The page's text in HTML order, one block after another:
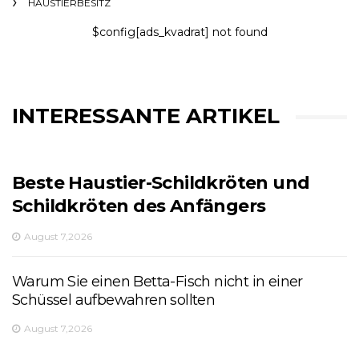
HAUSTIERBESITZ
$config[ads_kvadrat] not found
INTERESSANTE ARTIKEL
Beste Haustier-Schildkröten und
Schildkröten des Anfängers
August 7,2026
Warum Sie einen Betta-Fisch nicht in einer
Schüssel aufbewahren sollten
August 7,2026